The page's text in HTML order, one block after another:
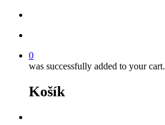
0
was successfully added to your cart.
Košík